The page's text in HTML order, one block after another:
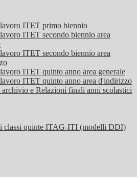
ITET primo biennio
ITET secondo biennio area
ITET secondo biennio area
ITET quinto anno area generale
ITET quinto anno area d'indirizzo
e Relazioni finali anni scolastici
classi quinte ITAG-ITI (modelli DDI)